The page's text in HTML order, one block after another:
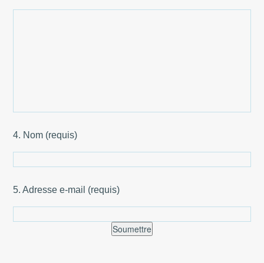
4. Nom (requis)
5. Adresse e-mail (requis)
Soumettre